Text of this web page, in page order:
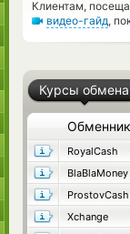
Клиентам,
видео-гайд,
Курсы обмена
Обменник
RoyalCash
BlaBlaMoney
ProstovCash
Xchange